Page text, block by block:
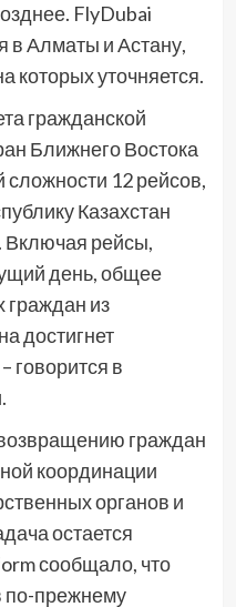
FlyDubai
в Алматы и Астану,
которых уточняется.
гражданской
Ближнего Востока
12 рейсов,
Казахстан
Включая рейсы,
день, общее
граждан из
достигнет
говорится в
граждан
координации
органов и
остается
сообщало, что
по-прежнему